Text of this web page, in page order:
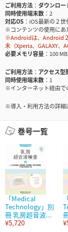
ご利用方法
ダウンロー
同時使用端末数
2
対応OS
iOS最新の２
※コンテンツの使用に
※Androidは、Android２
末（Xperia、GALAXY、
必要メモリ容量
100
ご利用方法
アクセス型
同時使用端末数
1
※インターネット経由で
※導入・利用方法の詳細
巻号一覧
「Medical
Technology」別
冊 乳房超音波...
¥5,720